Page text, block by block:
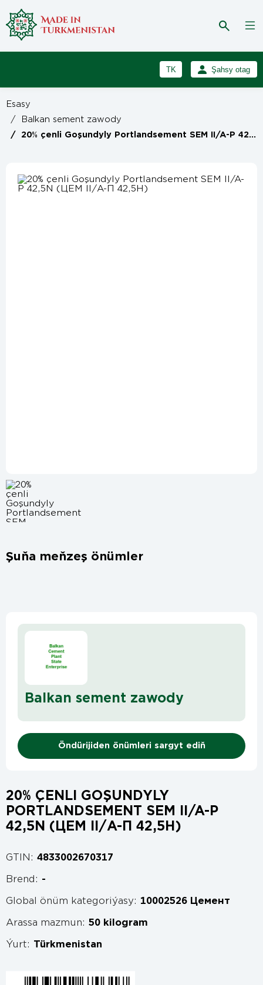
TK
RU
Şahsy otag
Esasy
/
Balkan sement zawody
/ 20% çenli Goşundyly Portlandsement SEM II/A-P 42,5N (ЦЕМ II/А-П 42,5Н)
Şuňa meňzeş önümler
Balkan sement zawody
Öndürijiden önümleri sargyt ediň
20% ÇENLI GOŞUNDYLY
PORTLANDSEMENT SEM II/A-P
42,5N (ЦЕМ II/А-П 42,5Н)
GTIN: 4833002670317
Brend: -
Global önüm kategoriýasy: 10002526 Цемент
Arassa mazmun: 50 kilogram
Ýurt: Türkmenistan